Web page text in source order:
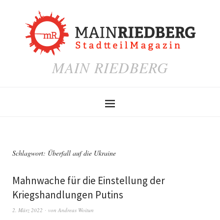
MAIN RIEDBERG
Schlagwort: Überfall auf die Ukraine
Mahnwache für die Einstellung der
Kriegshandlungen Putins
2. März 2022 von Andreas Woitun